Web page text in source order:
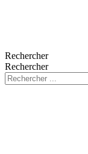
Rechercher
Rechercher